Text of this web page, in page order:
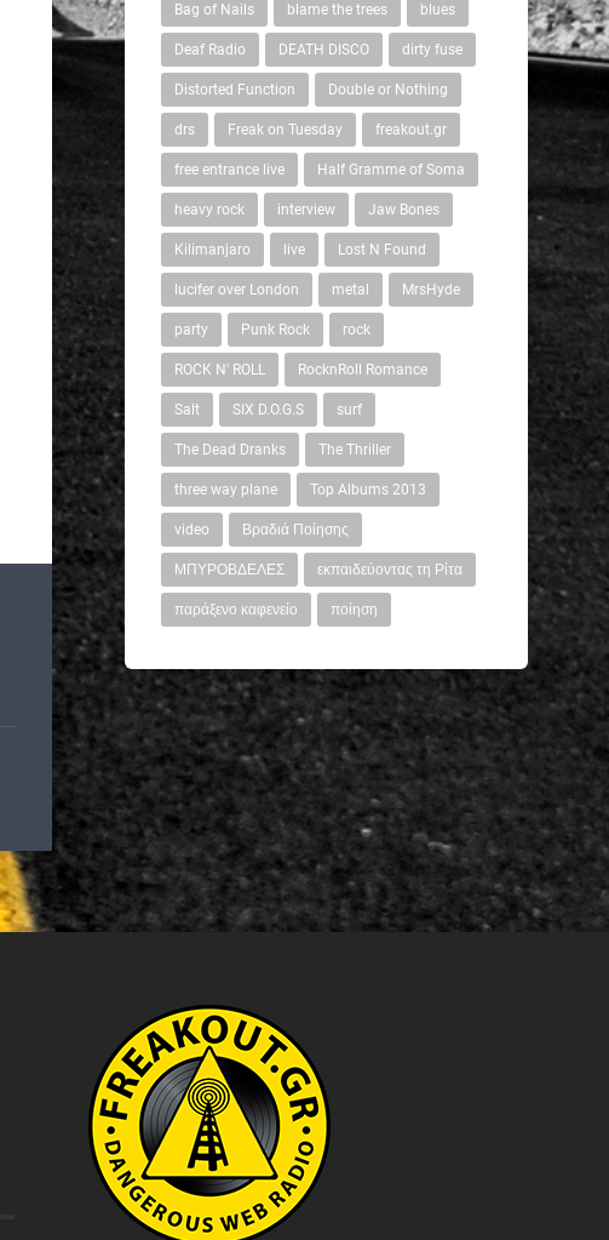
Bag of Nails blame the trees blues
Deaf Radio DEATH DISCO dirty fuse
Distorted Function Double or Nothing
drs Freak on Tuesday freakout.gr
free entrance live Half Gramme of Soma
heavy rock interview Jaw Bones
Kilimanjaro live Lost N Found
lucifer over London metal MrsHyde
party Punk Rock rock
ROCK N' ROLL RocknRoll Romance
Salt SIX D.O.G.S surf
The Dead Dranks The Thriller
three way plane Top Albums 2013
video Βραδιά Ποίησης
ΜΠΥΡΟΒΔΕΛΕΣ εκπαιδεύοντας τη Ρίτα
παράξενο καφενείο ποίηση